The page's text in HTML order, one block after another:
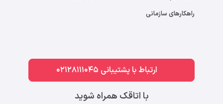
راهکارهای سازمانی
ارتباط با پشتیبانی 02128111045
با اتاقک همراه شوید